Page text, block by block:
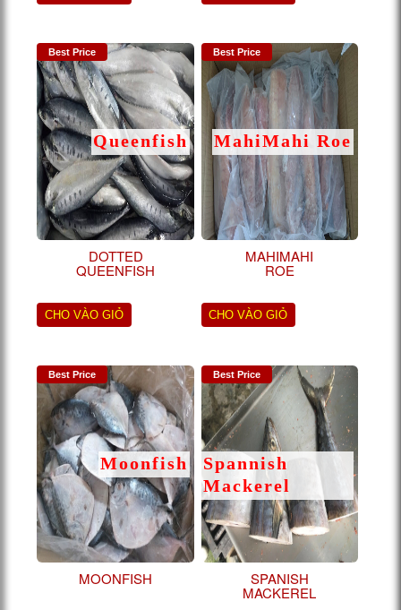
Best Price
DOTTED
QUEENFISH
Queenfish
CHO VÀO GIỎ
Best Price
MAHIMAHI
ROE
MahiMahi Roe
CHO VÀO GIỎ
Best Price
MOONFISH
Moonfish
Best Price
SPANISH
MACKEREL
Spannish
Mackerel